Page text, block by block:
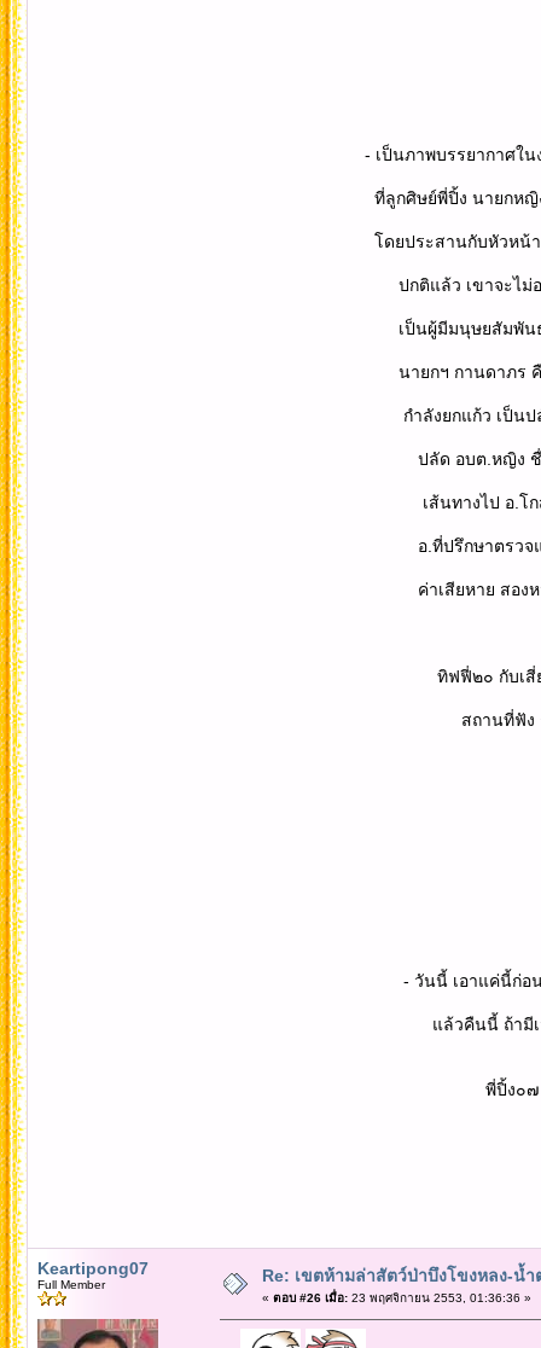
- เป็นภาพบรรยากาศในงานเลี้ย
ที่ลูกศิษย์พี่ปิ้ง นายกหญิง กานดา
โดยประสานกับหัวหน้าเขตห้ามล่า
ปกติแล้ว เขาจะไม่อนุญาตให้ มา
เป็นผู้มีมนุษยสัมพันธ์ดีมาก.และ อ
นายกฯ กานดาภร คือ คนที่นั่งข้าง
กำลังยกแก้ว เป็นปลัด อบต.หญิง ที่
ปลัด อบต.หญิง ชื่อเล่นว่า ปลัดแ
เส้นทางไป อ.โกสุมพิสัย จ.มหาส
อ.ที่ปรึกษาตรวจแก้...ปรากฎว่า
ค่าเสียหาย สองหมื่นกว่าบาท ห
ทิฟฟี่๒๐ กับเสี่ยหลิว๑๔ กำลังคร
สถานที่ฟัง กันอย่างมีคว
- วันนี้ เอาแค่นี้ก่อ
แล้วคืนนี้ ถ้ามีเวลา พี่ปิ้ง ค่อยม
พี่ปิ้ง๐๗
Keartipong07
Full Member Re: เขตห้ามล่าสัตว์ป่าบึงโขงหลง-น้
« ตอบ #26 เมื่อ:23 พฤศจิกายน 2553, 01:36:36 »